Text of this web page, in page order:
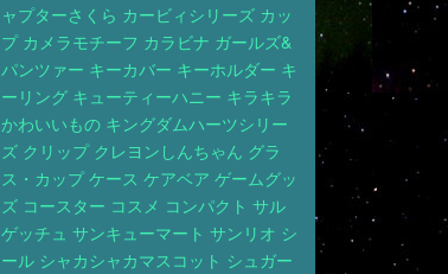
ャプターさくら カービィシリーズ カッ
プ カメラモチーフ カラビナ ガールズ&
パンツァー キーカバー キーホルダー キ
ーリング キューティーハニー キラキラ
かわいいもの キングダムハーツシリー
ズ クリップ クレヨンしんちゃん グラ
ス・カップ ケース ケアベア ゲームグッ
ズ コースター コスメ コンパクト サル
ゲッチュ サンキューマート サンリオ シ
ール シャカシャカマスコット シュガー